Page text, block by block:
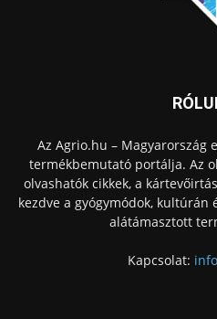
Az Agrio.hu – Magyarország
termékbemutató portálja. Az
olvashatók cikkek, a
kezdve a gyógymódok, kultúrán
alátámasztott
Kapcsolat: